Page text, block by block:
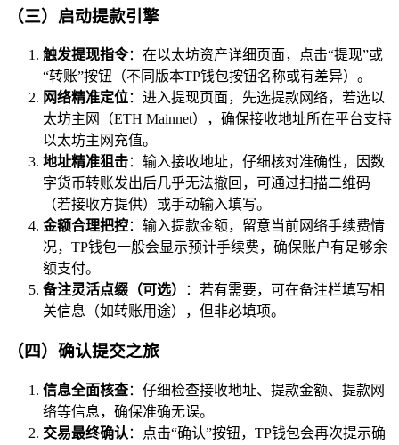
（三）启动提款引擎
触发提现指令：在以太坊资产详细页面，点击“提现”或
“转账”按钮（不同版本TP钱包按钮名称或有差异）。
网络精准定位：进入提现页面，先选提款网络，若选以
太坊主网（ETH Mainnet），确保接收地址所在平台支持
以太坊主网充值。
地址精准狙击：输入接收地址，仔细核对准确性，因数
字货币转账发出后几乎无法撤回，可通过扫描二维码
（若接收方提供）或手动输入填写。
金额合理把控：输入提款金额，留意当前网络手续费情
况，TP钱包一般会显示预计手续费，确保账户有足够余
额支付。
备注灵活点缀（可选）
：若有需要，可在备注栏填写相
关信息（如转账用途），但非必填项。
（四）确认提交之旅
信息全面核查：仔细检查接收地址、提款金额、提款网
络等信息，确保准确无误。
交易最终确认 ：点击“确认”按钮，TP钱包会再次提示确